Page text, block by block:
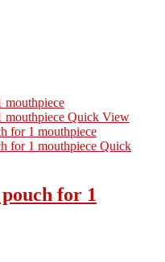
Quick View
Quick
for 1